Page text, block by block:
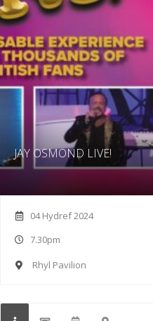
JAY OSMOND LIVE!
04 Hydref 2024
7.30pm
Rhyl Pavilion